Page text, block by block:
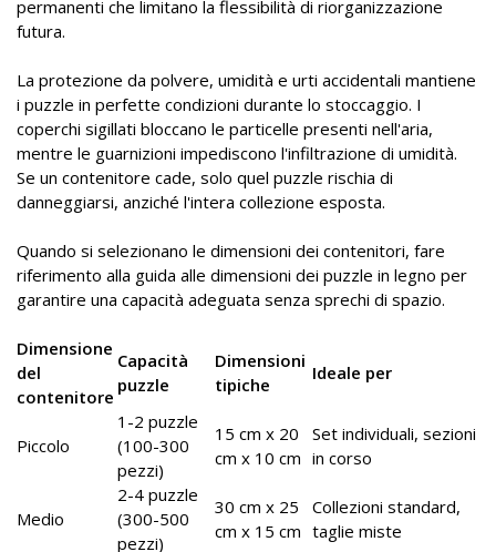
permanenti che limitano la flessibilità di riorganizzazione
futura.
La protezione da polvere, umidità e urti accidentali mantiene
i puzzle in perfette condizioni durante lo stoccaggio. I
coperchi sigillati bloccano le particelle presenti nell'aria,
mentre le guarnizioni impediscono l'infiltrazione di umidità.
Se un contenitore cade, solo quel puzzle rischia di
danneggiarsi, anziché l'intera collezione esposta.
Quando si selezionano le dimensioni dei contenitori, fare
riferimento alla guida alle dimensioni dei puzzle in legno per
garantire una capacità adeguata senza sprechi di spazio.
Dimensione
del
contenitore
Capacità
puzzle
Dimensioni
tipiche
Ideale per
Piccolo
1-2 puzzle
(100-300
pezzi)
15 cm x 20
cm x 10 cm
Set individuali, sezioni
in corso
Medio
2-4 puzzle
(300-500
pezzi)
30 cm x 25
cm x 15 cm
Collezioni standard,
taglie miste